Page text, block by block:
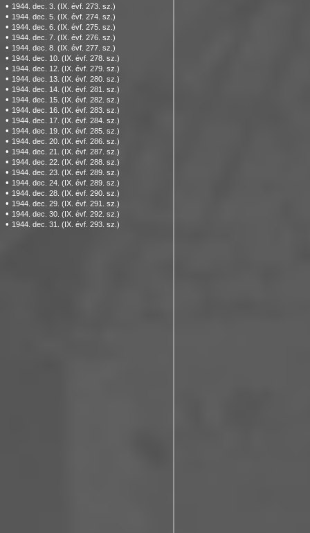
• 1944. dec. 3. (IX. évf. 273. sz.)
• 1944. dec. 5. (IX. évf. 274. sz.)
• 1944. dec. 6. (IX. évf. 275. sz.)
• 1944. dec. 7. (IX. évf. 276. sz.)
• 1944. dec. 8. (IX. évf. 277. sz.)
• 1944. dec. 10. (IX. évf. 278. sz.)
• 1944. dec. 12. (IX. évf. 279. sz.)
• 1944. dec. 13. (IX. évf. 280. sz.)
• 1944. dec. 14. (IX. évf. 281. sz.)
• 1944. dec. 15. (IX. évf. 282. sz.)
• 1944. dec. 16. (IX. évf. 283. sz.)
• 1944. dec. 17. (IX. évf. 284. sz.)
• 1944. dec. 19. (IX. évf. 285. sz.)
• 1944. dec. 20. (IX. évf. 286. sz.)
• 1944. dec. 21. (IX. évf. 287. sz.)
• 1944. dec. 22. (IX. évf. 288. sz.)
• 1944. dec. 23. (IX. évf. 289. sz.)
• 1944. dec. 24. (IX. évf. 289. sz.)
• 1944. dec. 28. (IX. évf. 290. sz.)
• 1944. dec. 29. (IX. évf. 291. sz.)
• 1944. dec. 30. (IX. évf. 292. sz.)
• 1944. dec. 31. (IX. évf. 293. sz.)